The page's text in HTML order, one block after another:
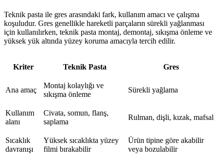
Teknik pasta ile gres arasındaki fark, kullanım amacı ve çalışma
koşuludur. Gres genellikle hareketli parçaların sürekli yağlanması
için kullanılırken, teknik pasta montaj, demontaj, sıkışma önleme ve
yüksek yük altında yüzey koruma amacıyla tercih edilir.
Kriter Teknik Pasta Gres
Ana amaç
Montaj kolaylığı ve
sıkışma önleme
Sürekli yağlama
Kullanım
alanı
Civata, somun, flanş,
saplama
Rulman, dişli, kızak, mafsal
Sıcaklık
davranışı
Yüksek sıcaklıkta yüzey
filmi bırakabilir
Ürün tipine göre akabilir
veya bozulabilir